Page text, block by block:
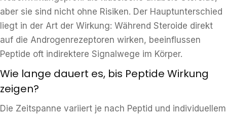
aber sie sind nicht ohne Risiken. Der Hauptunterschied
liegt in der Art der Wirkung: Während Steroide direkt
auf die Androgenrezeptoren wirken, beeinflussen
Peptide oft indirektere Signalwege im Körper.
Wie lange dauert es, bis Peptide Wirkung
zeigen?
Die Zeitspanne variiert je nach Peptid und individuellem